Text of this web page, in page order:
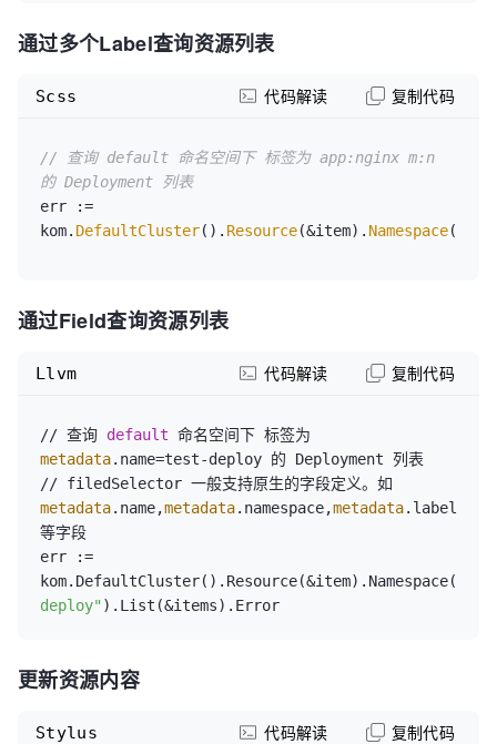
通过多个Label查询资源列表
// 查询 default 命名空间下 标签为 app:nginx m:n
的 Deployment 列表
err :=
kom. DefaultCluster(). Resource(&item). Namespace(
Scss 代码解读 复制代码
通过Field查询资源列表
// 查询 default
metadata.name=test-deploy 的 Deployment 列表
// filedSelector 一般支持原生的字段定义。如
metadata.name,metadata.namespace,metadata.labels
等字段
err :=
kom.DefaultCluster().Resource(&item).Namespace(
deploy" ).List(&items).Error
Llvm 代码解读 复制代码
更新资源内容
Stylus 代码解读 复制代码